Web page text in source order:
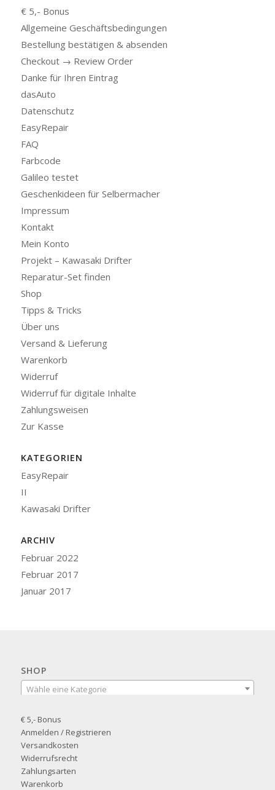
€ 5,- Bonus
Allgemeine Geschäftsbedingungen
Bestellung bestätigen & absenden
Checkout → Review Order
Danke für Ihren Eintrag
dasAuto
Datenschutz
EasyRepair
FAQ
Farbcode
Galileo testet
Geschenkideen für Selbermacher
Impressum
Kontakt
Mein Konto
Projekt – Kawasaki Drifter
Reparatur-Set finden
Shop
Tipps & Tricks
Über uns
Versand & Lieferung
Warenkorb
Widerruf
Widerruf für digitale Inhalte
Zahlungsweisen
Zur Kasse
KATEGORIEN
EasyRepair
II
Kawasaki Drifter
ARCHIV
Februar 2022
Februar 2017
Januar 2017
SHOP
Wähle eine Kategorie
€ 5,- Bonus
Anmelden / Registrieren
Versandkosten
Widerrufsrecht
Zahlungsarten
Warenkorb